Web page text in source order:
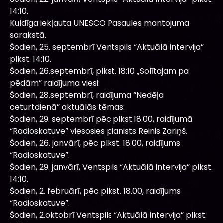
14:10.
Kuldīga iekļauta UNESCO Pasaules mantojuma
sarakstā.
Šodien, 25. septembrī Ventspils “Aktuālā intervija”
plkst. 14:10.
Šodien, 26.septembrī, plkst. 18:10 „Solītajam pa
pēdām” raidījuma viesi:
Šodien, 28.septembrī, raidījuma “Nedēļa
ceturtdienā” aktuālās tēmas:
Šodien, 29. septembrī pēc plkst.18.00, raidījumā
“Radioskatuve” viesosies pianists Reinis Zariņš.
Šodien, 26. janvārī, pēc plkst. 18.00, raidījums
“Radioskatuve”.
Šodien, 29. janvārī, Ventspils “Aktuālā intervija” plkst.
14:10.
Šodien, 2. februārī, pēc plkst. 18.00, raidījums
“Radioskatuve”.
Šodien, 2.oktobrī Ventspils “Aktuālā intervija” plkst.